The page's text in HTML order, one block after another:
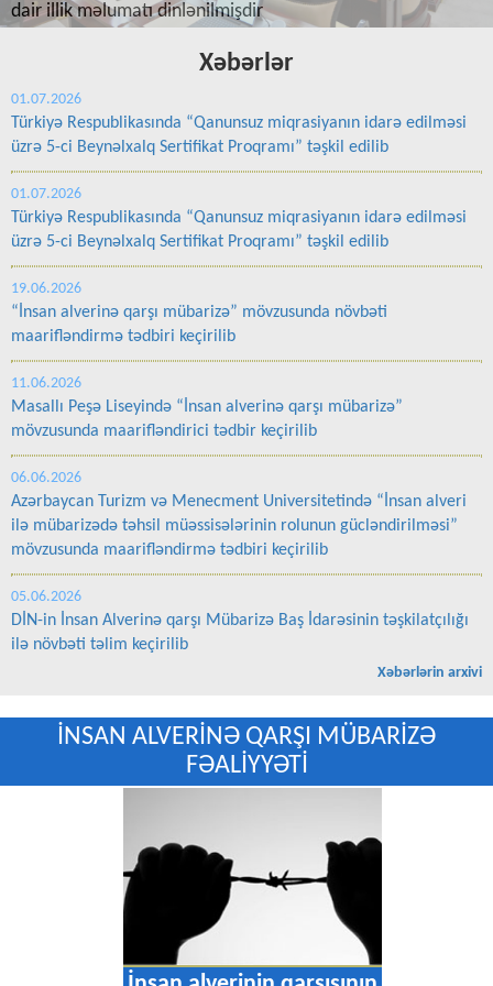
Xəbərlər
01.07.2026
Türkiyə Respublikasında “Qanunsuz miqrasiyanın idarə edilməsi
üzrə 5-ci Beynəlxalq Sertifikat Proqramı” təşkil edilib
01.07.2026
Türkiyə Respublikasında “Qanunsuz miqrasiyanın idarə edilməsi
üzrə 5-ci Beynəlxalq Sertifikat Proqramı” təşkil edilib
19.06.2026
“İnsan alverinə qarşı mübarizə” mövzusunda növbəti
maarifləndirmə tədbiri keçirilib
11.06.2026
Masallı Peşə Liseyində “İnsan alverinə qarşı mübarizə”
mövzusunda maarifləndirici tədbir keçirilib
06.06.2026
Azərbaycan Turizm və Menecment Universitetində “İnsan alveri
ilə mübarizədə təhsil müəssisələrinin rolunun gücləndirilməsi”
mövzusunda maarifləndirmə tədbiri keçirilib
05.06.2026
DİN-in İnsan Alverinə qarşı Mübarizə Baş İdarəsinin təşkilatçılığı
ilə növbəti təlim keçirilib
Xəbərlərin arxivi
İNSAN ALVERİNƏ QARŞI MÜBARİZƏ
FƏALİYYƏTİ